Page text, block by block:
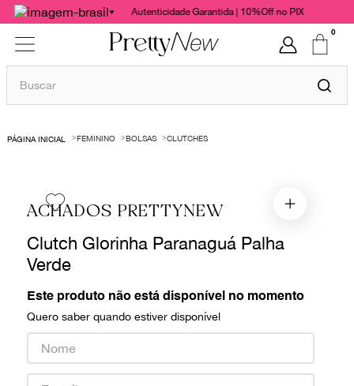
Autenticidade Garantida | 10%Off no PIX
0
Buscar
FEMININO BOLSAS CLUTCHES
ACHADOS PRETTYNEW
Clutch Glorinha Paranaguá Palha
Verde
Este produto não está disponível no momento
Quero saber quando estiver disponível
1º
bolsas
chanel
gucci
paula raia
burberry
prada